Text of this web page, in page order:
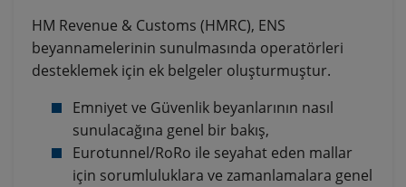
HM Revenue & Customs (HMRC), ENS
beyannamelerinin sunulmasında operatörleri
desteklemek için ek belgeler oluşturmuştur.
Emniyet ve Güvenlik beyanlarının nasıl
sunulacağına genel bir bakış,
Eurotunnel/RoRo ile seyahat eden mallar
için sorumluluklara ve zamanlamalara genel